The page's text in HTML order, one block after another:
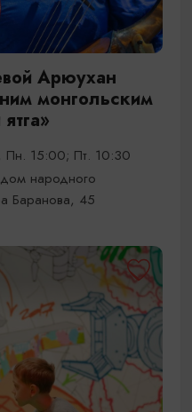
Арюухан
монгольским
15:00; Пт. 10:30
народного
Баранова, 45